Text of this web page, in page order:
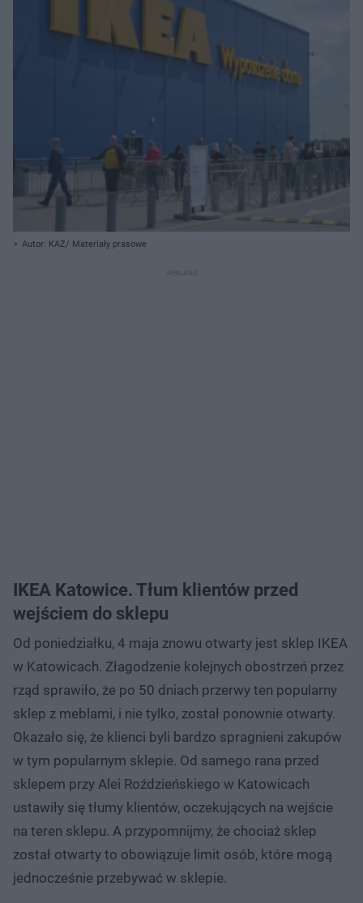
Autor: KAZ/ Materiały prasowe
IKEA Katowice. Tłum klientów przed
wejściem do sklepu
Od poniedziałku, 4 maja znowu otwarty jest sklep IKEA
w Katowicach. Złagodzenie kolejnych obostrzeń przez
rząd sprawiło, że po 50 dniach przerwy ten popularny
sklep z meblami, i nie tylko, został ponownie otwarty.
Okazało się, że klienci byli bardzo spragnieni zakupów
w tym popularnym sklepie. Od samego rana przed
sklepem przy Alei Roździeńskiego w Katowicach
ustawiły się tłumy klientów, oczekujących na wejście
na teren sklepu. A przypomnijmy, że chociaż sklep
został otwarty to obowiązuje limit osób, które mogą
jednocześnie przebywać w sklepie.